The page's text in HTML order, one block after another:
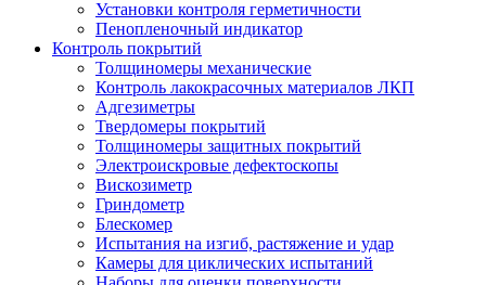
Установки контроля герметичности
Пенопленочный индикатор
Контроль покрытий
Толщиномеры механические
Контроль лакокрасочных материалов ЛКП
Адгезиметры
Твердомеры покрытий
Толщиномеры защитных покрытий
Электроискровые дефектоскопы
Вискозиметр
Гриндометр
Блескомер
Испытания на изгиб, растяжение и удар
Камеры для циклических испытаний